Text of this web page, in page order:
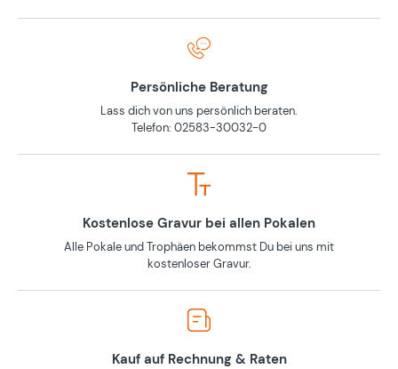
Persönliche Beratung
Lass dich von uns persönlich beraten.
Telefon: 02583-30032-0
Kostenlose Gravur bei allen Pokalen
Alle Pokale und Trophäen bekommst Du bei uns mit
kostenloser Gravur.
Kauf auf Rechnung & Raten